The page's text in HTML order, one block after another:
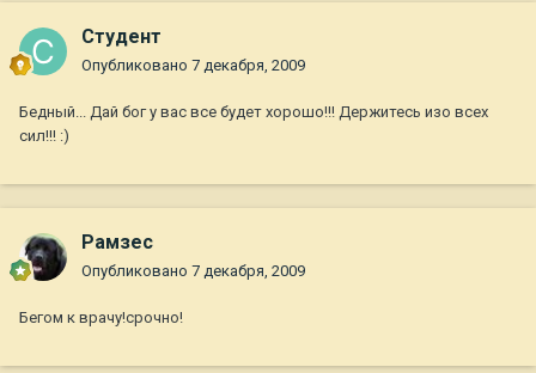
Студент
Опубликовано 7 декабря, 2009
Бедный... Дай бог у вас все будет хорошо!!! Держитесь изо всех
сил!!! :)
Рамзес
Опубликовано 7 декабря, 2009
Бегом к врачу!срочно!